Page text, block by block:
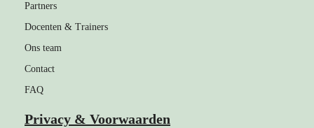
Partners
Docenten & Trainers
Ons team
Contact
FAQ
Privacy & Voorwaarden